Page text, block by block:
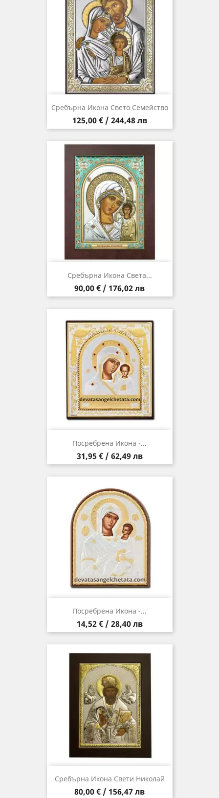
Сребърна Икона Свето Семейство
Цена
125,00 € / 244,48 лв
Сребърна Икона Света...
Цена
90,00 € / 176,02 лв
Посребрена Икона -...
Цена
31,95 € / 62,49 лв
Посребрена Икона -...
Цена
14,52 € / 28,40 лв
Сребърна Икона Свети Николай
Цена
80,00 € / 156,47 лв